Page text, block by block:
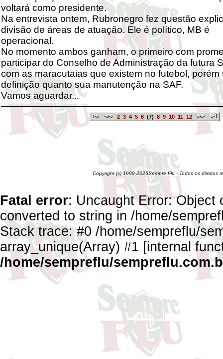
voltará como presidente.
Na entrevista ontem, Rubronegro fez questão
divisão de áreas de atuação. Ele é político, MB é
operacional.
No momento ambos ganham, o primeiro com
participar do Conselho de Administração da futura
com as maracutaias que existem no futebol, porém
definição quanto sua manutenção na SAF.
Vamos aguardar...
2 3 4 5 6 (7) 8 9 10 11 12
Copyright (c) 1998-2026Sempre Flu - Todos os direitos
Fatal error: Uncaught Error: Object
converted to string in /home/
Stack trace: #0 /home/sempreflu/
array_unique(Array) #1 [internal
/home/sempreflu/